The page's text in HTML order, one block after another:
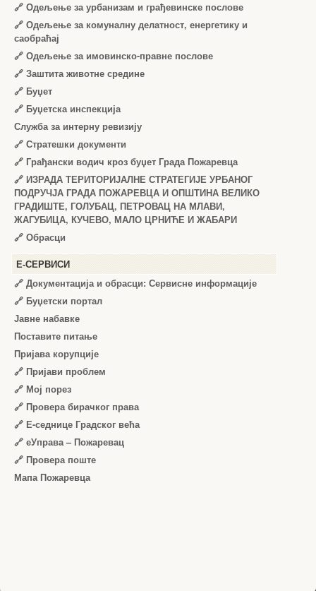
🔗 Одељење за урбанизам и грађевинске послове
🔗 Одељење за комуналну делатност, енергетику и
саобраћај
🔗 Одељење за имовинско-правне послове
🔗 Заштита животне средине
🔗 Буџет
🔗 Буџетска инспекција
Служба за интерну ревизију
🔗 Стратешки документи
🔗 Грађански водич кроз буџет Града Пожаревца
🔗 ИЗРАДА ТЕРИТОРИЈАЛНЕ СТРАТЕГИЈЕ УРБАНОГ
ПОДРУЧЈА ГРАДА ПОЖАРЕВЦА И ОПШТИНА ВЕЛИКО
ГРАДИШТЕ, ГОЛУБАЦ, ПЕТРОВАЦ НА МЛАВИ,
ЖАГУБИЦА, КУЧЕВО, МАЛО ЦРНИЋЕ И ЖАБАРИ
🔗 Обрасци
Е-СЕРВИСИ
🔗 Документација и обрасци: Сервисне информације
🔗 Буџетски портал
Јавне набавке
Поставите питање
Пријава корупције
🔗 Пријави проблем
🔗 Мој порез
🔗 Провера бирачког права
🔗 Е-седнице Градског већа
🔗 еУправа – Пожаревац
🔗 Провера поште
Мапа Пожаревца